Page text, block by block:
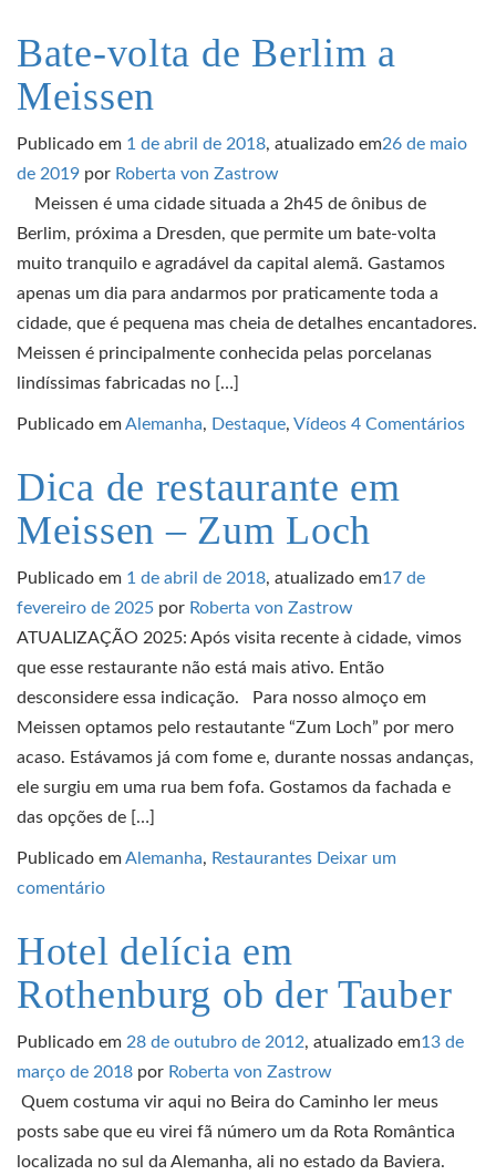
Bate-volta de Berlim a
Meissen
Publicado em 1 de abril de 2018, atualizado em26 de maio
de 2019 por Roberta von Zastrow
Meissen é uma cidade situada a 2h45 de ônibus de
Berlim, próxima a Dresden, que permite um bate-volta
muito tranquilo e agradável da capital alemã. Gastamos
apenas um dia para andarmos por praticamente toda a
cidade, que é pequena mas cheia de detalhes encantadores.
Meissen é principalmente conhecida pelas porcelanas
lindíssimas fabricadas no […]
Publicado emAlemanha, Destaque, Vídeos 4 Comentários
Dica de restaurante em
Meissen – Zum Loch
Publicado em 1 de abril de 2018, atualizado em17 de
fevereiro de 2025 por Roberta von Zastrow
ATUALIZAÇÃO 2025: Após visita recente à cidade, vimos
que esse restaurante não está mais ativo. Então
desconsidere essa indicação. Para nosso almoço em
Meissen optamos pelo restautante “Zum Loch” por mero
acaso. Estávamos já com fome e, durante nossas andanças,
ele surgiu em uma rua bem fofa. Gostamos da fachada e
das opções de […]
Publicado emAlemanha, Restaurantes Deixar um
comentário
Hotel delícia em
Rothenburg ob der Tauber
Publicado em 28 de outubro de 2012, atualizado em13 de
março de 2018 por Roberta von Zastrow
Quem costuma vir aqui no Beira do Caminho ler meus
posts sabe que eu virei fã número um da Rota Romântica
localizada no sul da Alemanha, ali no estado da Baviera.